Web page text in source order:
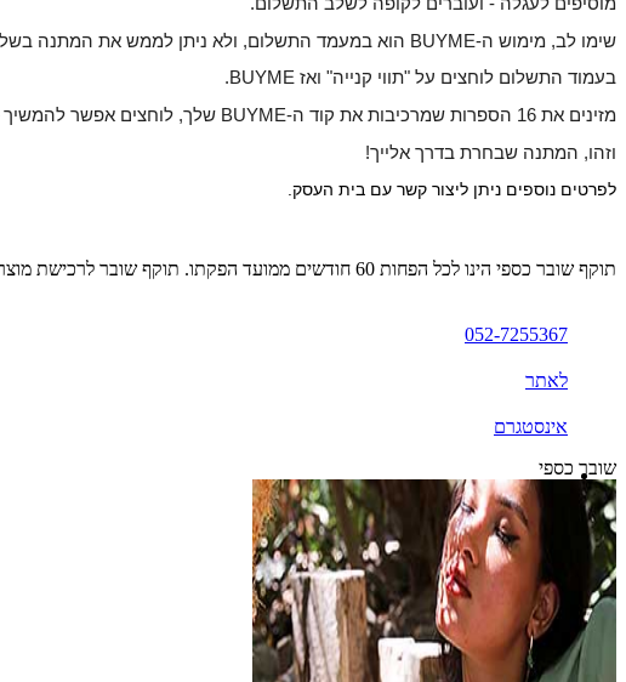
שימו לב, מימוש ה-BUYME הוא במעמד התשלום, ולא ניתן לממש את המתנה בשלב בחירת הפריטים או בחלונית "קוד קופון".
בעמוד התשלום לוחצים על "תווי קנייה" ואז BUYME.
מזינים את 16 הספרות שמרכיבות את קוד ה-BUYME שלך, לוחצים אפשר להמשיך
וזהו, המתנה שבחרת בדרך אלייך!
לפרטים נוספים ניתן ליצור קשר עם בית העסק.
תוקף שובר כספי הינו לכל הפחות 60 חודשים ממועד הפקתו. תוקף שובר לרכישת מוצר או שירות מסויים יהיה לכל הפחות 24 חודשים ממועד הפקתו
052-7255367
לאתר
אינסטגרם
שובר כספי